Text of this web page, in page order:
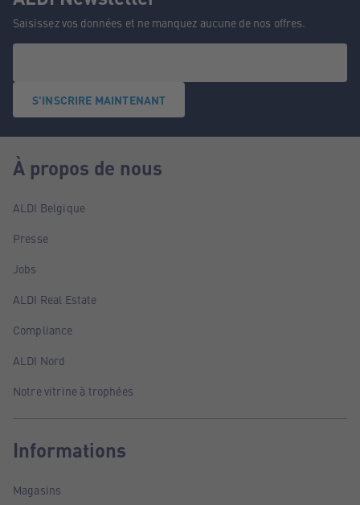
Saisissez vos données et ne manquez aucune de nos offres.
S'INSCRIRE MAINTENANT
À propos de nous
ALDI Belgique
Presse
Jobs
ALDI Real Estate
Compliance
ALDI Nord
Notre vitrine à trophées
Informations
Magasins